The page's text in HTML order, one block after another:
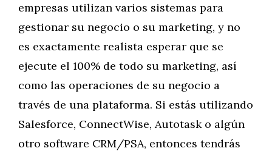
empresas utilizan varios sistemas para
gestionar su negocio o su marketing, y no
es exactamente realista esperar que se
ejecute el 100% de todo su marketing, así
como las operaciones de su negocio a
través de una plataforma. Si estás utilizando
Salesforce, ConnectWise, Autotask o algún
otro software CRM/PSA, entonces tendrás